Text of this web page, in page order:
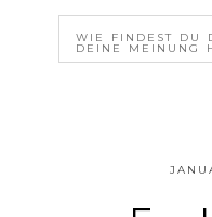
WIE FINDEST DU
DEINE MEINUNG